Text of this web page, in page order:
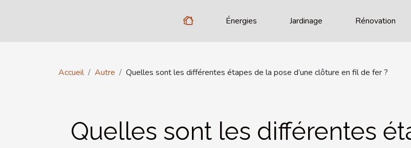
Énergies Jardinage Rénovation
Accueil Autre Quelles sont les différentes étapes de la pose d’une clôture en fil de fer ?
Quelles sont les différentes